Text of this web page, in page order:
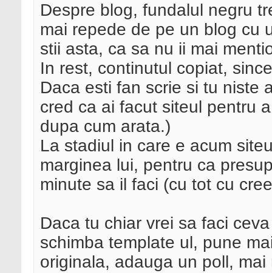
Despre blog, fundalul negru
mai repede de pe un blog cu
stii asta, ca sa nu ii mai
In rest, continutul copiat,
Daca esti fan scrie si tu niste
cred ca ai facut siteul pentru
dupa cum arata.)
La stadiul in care e acum
marginea lui, pentru ca
minute sa il faci (cu tot cu
Daca tu chiar vrei sa faci
schimba template ul, pune
originala, adauga un poll,